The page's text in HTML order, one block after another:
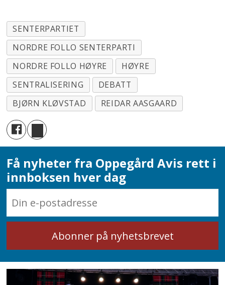
SENTERPARTIET
NORDRE FOLLO SENTERPARTI
NORDRE FOLLO HØYRE
HØYRE
SENTRALISERING
DEBATT
BJØRN KLØVSTAD
REIDAR AASGAARD
Få nyheter fra Oppegård Avis rett i
innboksen hver dag